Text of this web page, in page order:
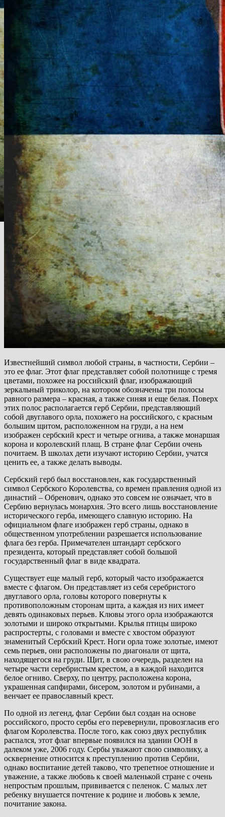
Известнейший символ любой страны, в частности, Сербии –
это ее флаг. Этот флаг представляет собой полотнище с тремя
цветами, похожее на российский флаг, изображающий
зеркальный триколор, на котором обозначены три полосы
равного размера – красная, а также синяя и еще белая. Поверх
этих полос располагается герб Сербии, представляющий
собой двуглавого орла, похожего на российского, с красным
большим щитом, расположенном на груди, а на нем
изображен сербский крест и четыре огнива, а также монаршая
корона и королевский плащ. В стране флаг Сербии очень
почитаем. В школах дети изучают историю Сербии, учатся
ценить ее, а также делать выводы.
Сербский герб был восстановлен, как государственный
символ Сербского Королевства, со времен правления одной из
династий – Обренович, однако это совсем не означает, что в
Сербию вернулась монархия. Это всего лишь восстановление
исторического герба, имеющего славную историю. На
официальном флаге изображен герб страны, однако в
общественном употреблении разрешается использование
флага без герба. Примечателен штандарт сербского
президента, который представляет собой большой
государственный флаг в виде квадрата.
Существует еще малый герб, который часто изображается
вместе с флагом. Он представляет из себя серебристого
двуглавого орла, головы которого повернуты к
противоположным сторонам щита, а каждая из них имеет
девять одинаковых перьев. Клювы этого орла изображаются
золотыми и широко открытыми. Крылья птицы широко
распростерты, с головами и вместе с хвостом образуют
знаменитый Сербский Крест. Ноги орла тоже золотые, имеют
семь перьев, они расположены по диагонали от щита,
находящегося на груди. Щит, в свою очередь, разделен на
четыре части серебристым крестом, а в каждой находится
белое огниво. Сверху, по центру, расположена корона,
украшенная сапфирами, бисером, золотом и рубинами, а
венчает ее православный крест.
По одной из легенд, флаг Сербии был создан на основе
российского, просто сербы его перевернули, провозгласив его
флагом Королевства. После того, как союз двух республик
распался, этот флаг впервые появился на здании ООН в
далеком уже, 2006 году. Сербы уважают свою символику, а
осквернение относится к преступлению против Сербии,
однако воспитание детей таково, что трепетное отношение и
уважение, а также любовь к своей маленькой стране с очень
непростым прошлым, прививается с пеленок. С малых лет
ребенку внушается почтение к родине и любовь к земле,
почитание закона.